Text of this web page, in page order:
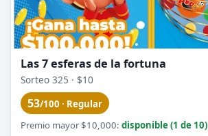
Las 7 esferas de la fortuna
Sorteo 325 · $10
53/100 · Regular
Premio mayor $10,000: disponible (1 de 10)